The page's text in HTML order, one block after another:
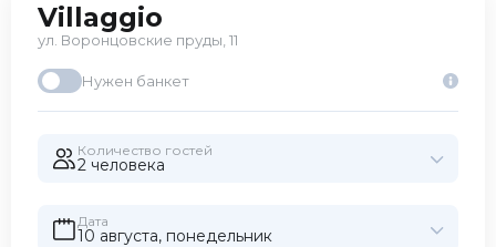
Villaggio
ул. Воронцовские пруды, 11
Нужен банкет
Количество гостей
2 человекa
Дата
10 августа, понедельник